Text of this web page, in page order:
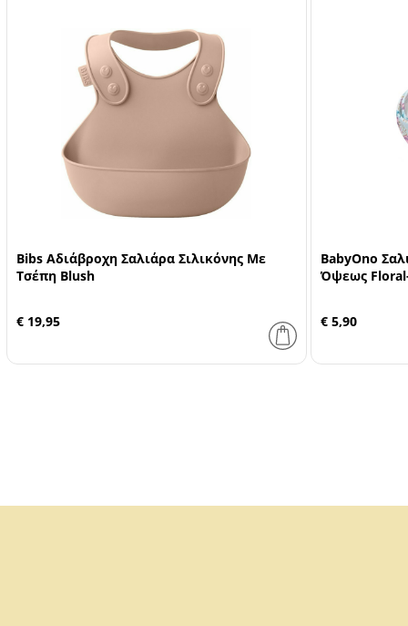
Bibs Αδιάβροχη Σαλιάρα Σιλικόνης Με
Τσέπη Blush
€ 19,95
BabyOno
Όψεως
€ 5,90